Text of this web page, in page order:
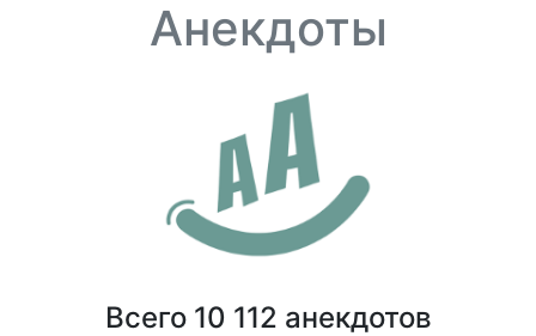
Анекдоты
Всего 10 112 анекдотов